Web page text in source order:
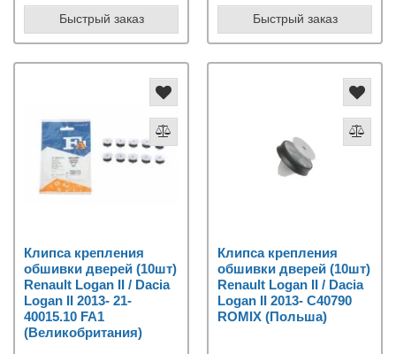
Быстрый заказ Быстрый заказ
Клипса крепления
обшивки дверей (10шт)
Renault Logan II / Dacia
Logan II 2013- 21-
40015.10 FA1
(Великобритания)
Клипса крепления
обшивки дверей (10шт)
Renault Logan II / Dacia
Logan II 2013- C40790
ROMIX (Польша)